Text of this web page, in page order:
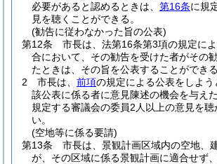
必要があると認めるときは、 第16条に規
見を聴くことができる。
(勧告に従わなかった旨の公表)
第12条
市長は、法第16条第3項の規定に
合において、その勧告を受けた者がその
たときは、その旨を公表することができる
2
市長は、 前項の規定による公表をしよう
該公表に係る者に意見陳述の機会を与えた
規定する審議会の委員2人以上の意見を
い。
(空地等に係る要請)
第13条
市長は、景観計画区域内の空地、
が、その区域に係る景観計画に適合せず